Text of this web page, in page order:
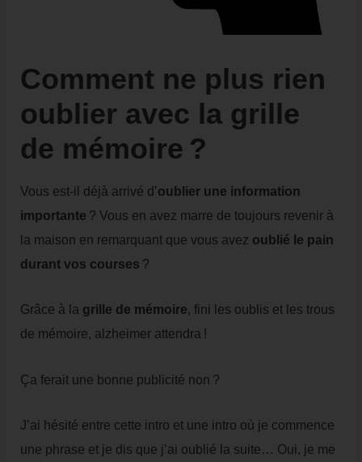
Comment ne plus rien
oublier avec la grille
de mémoire ?
Vous est-il déjà arrivé d’oublier une information
importante ? Vous en avez marre de toujours revenir à
la maison en remarquant que vous avez oublié le pain
durant vos courses ?
Grâce à la grille de mémoire, fini les oublis et les trous
de mémoire, alzheimer attendra !
Ça ferait une bonne publicité non ?
J’ai hésité entre cette intro et une intro où je commence
une phrase et je dis que j’ai oublié la suite… Oui, je me